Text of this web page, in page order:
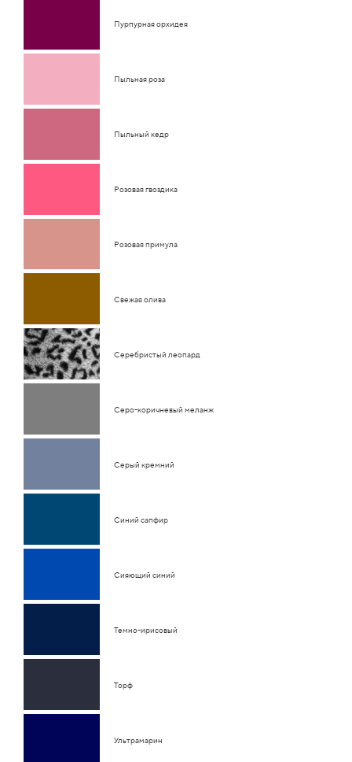
Пурпурная орхидея
Пыльная роза
Пыльный кедр
Розовая гвоздика
Розовая примула
Свежая олива
Серебристый леопард
Серо-коричневый меланж
Серый кремний
Синий сапфир
Сияющий синий
Темно-ирисовый
Торф
Ультрамарин